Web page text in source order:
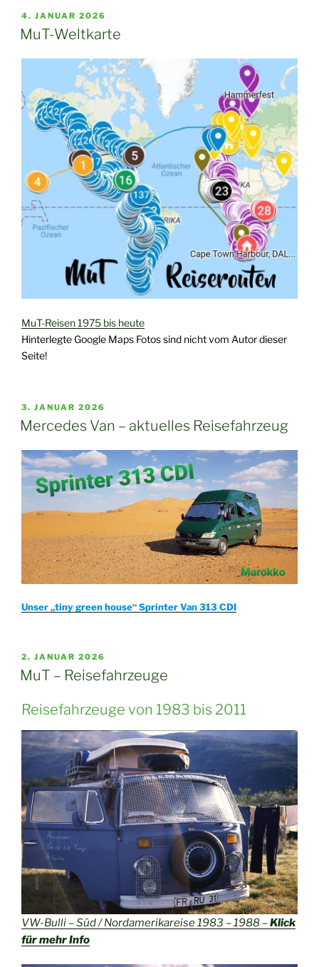
VERÖFFENTLICHT
AM
4. JANUAR 2026
MuT-Weltkarte
MuT-Reisen 1975 bis heute
Hinterlegte Google Maps Fotos sind nicht vom Autor dieser
Seite!
VERÖFFENTLICHT
AM
3. JANUAR 2026
Mercedes Van – aktuelles Reisefahrzeug
Unser „tiny green house“ Sprinter Van 313 CDI
VERÖFFENTLICHT
AM
2. JANUAR 2026
MuT – Reisefahrzeuge
Reisefahrzeuge von 1983 bis 2011
VW-Bulli – Süd / Nordamerikareise 1983 – 1988 –Klick
für mehr Info